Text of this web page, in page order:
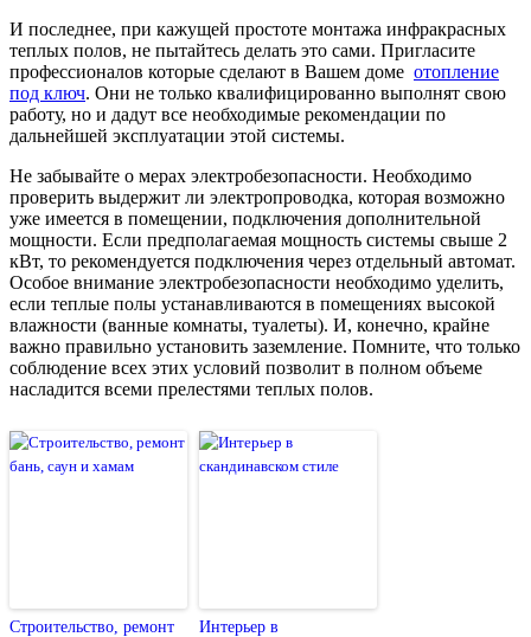
И последнее, при кажущей простоте монтажа инфракрасных
теплых полов, не пытайтесь делать это сами. Пригласите
профессионалов которые сделают в Вашем доме отопление
под ключ. Они не только квалифицированно выполнят свою
работу, но и дадут все необходимые рекомендации по
дальнейшей эксплуатации этой системы.
Не забывайте о мерах электробезопасности. Необходимо
проверить выдержит ли электропроводка, которая возможно
уже имеется в помещении, подключения дополнительной
мощности. Если предполагаемая мощность системы свыше 2
кВт, то рекомендуется подключения через отдельный автомат.
Особое внимание электробезопасности необходимо уделить,
если теплые полы устанавливаются в помещениях высокой
влажности (ванные комнаты, туалеты). И, конечно, крайне
важно правильно установить заземление. Помните, что только
соблюдение всех этих условий позволит в полном объеме
насладится всеми прелестями теплых полов.
Строительство, ремонт
Интерьер в